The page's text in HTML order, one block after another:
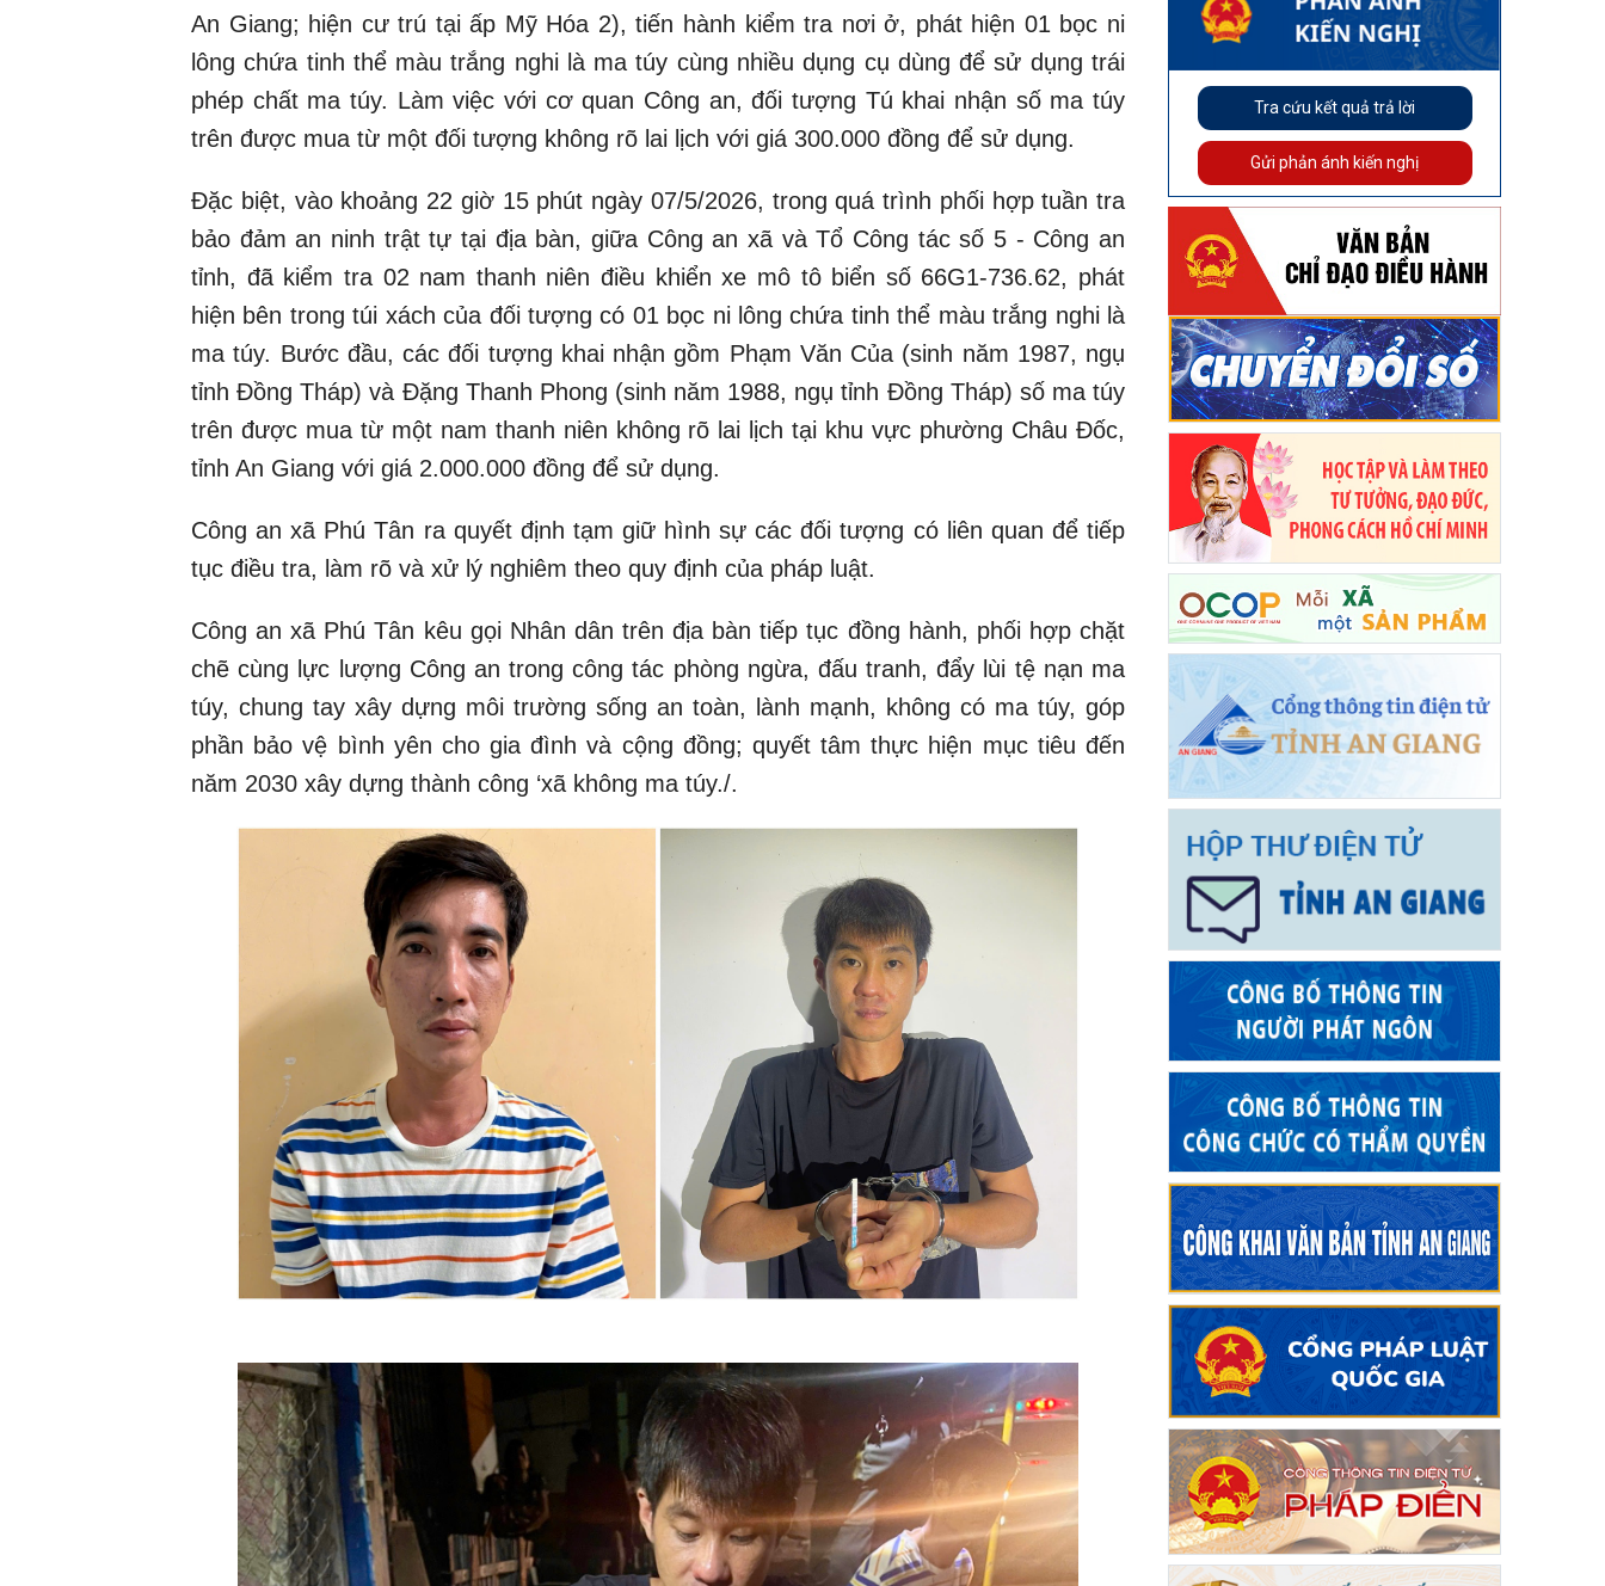
An Giang; hiện cư trú tại ấp Mỹ Hóa 2), tiến hành kiểm tra nơi ở, phát hiện 01 bọc ni
lông chứa tinh thể màu trắng nghi là ma túy cùng nhiều dụng cụ dùng để sử dụng trái
phép chất ma túy. Làm việc với cơ quan Công an, đối tượng Tú khai nhận số ma túy
trên được mua từ một đối tượng không rõ lai lịch với giá 300.000 đồng để sử dụng.
Đặc biệt, vào khoảng 22 giờ 15 phút ngày 07/5/2026, trong quá trình phối hợp tuần tra
bảo đảm an ninh trật tự tại địa bàn, giữa Công an xã và Tổ Công tác số 5 - Công an
tỉnh, đã kiểm tra 02 nam thanh niên điều khiển xe mô tô biển số 66G1-736.62, phát
hiện bên trong túi xách của đối tượng có 01 bọc ni lông chứa tinh thể màu trắng nghi là
ma túy. Bước đầu, các đối tượng khai nhận gồm Phạm Văn Của (sinh năm 1987, ngụ
tỉnh Đồng Tháp) và Đặng Thanh Phong (sinh năm 1988, ngụ tỉnh Đồng Tháp) số ma túy
trên được mua từ một nam thanh niên không rõ lai lịch tại khu vực phường Châu Đốc,
tỉnh An Giang với giá 2.000.000 đồng để sử dụng.
Công an xã Phú Tân ra quyết định tạm giữ hình sự các đối tượng có liên quan để tiếp
tục điều tra, làm rõ và xử lý nghiêm theo quy định của pháp luật.
Công an xã Phú Tân kêu gọi Nhân dân trên địa bàn tiếp tục đồng hành, phối hợp chặt
chẽ cùng lực lượng Công an trong công tác phòng ngừa, đấu tranh, đẩy lùi tệ nạn ma
túy, chung tay xây dựng môi trường sống an toàn, lành mạnh, không có ma túy, góp
phần bảo vệ bình yên cho gia đình và cộng đồng; quyết tâm thực hiện mục tiêu đến
năm 2030 xây dựng thành công ‘xã không ma túy./.
Tra cứu kết quả trả lời
Gửi phản ánh kiến nghị